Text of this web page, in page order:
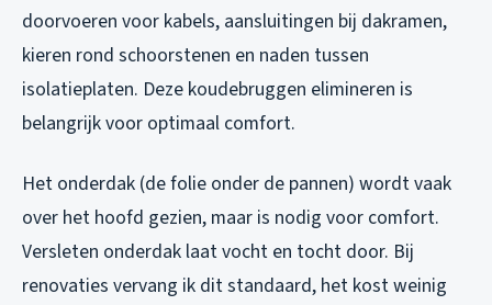
doorvoeren voor kabels, aansluitingen bij dakramen,
kieren rond schoorstenen en naden tussen
isolatieplaten. Deze koudebruggen elimineren is
belangrijk voor optimaal comfort.
Het onderdak (de folie onder de pannen) wordt vaak
over het hoofd gezien, maar is nodig voor comfort.
Versleten onderdak laat vocht en tocht door. Bij
renovaties vervang ik dit standaard, het kost weinig